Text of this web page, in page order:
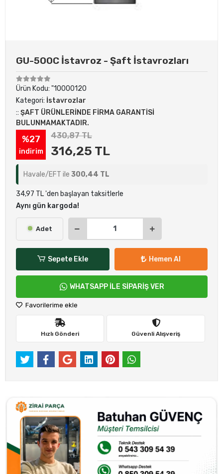
GU-500C İstavroz - Şaft İstavrozları
Ürün Kodu: "10000120
Kategori: İstavrozlar
:: ŞAFT ÜRÜNLERİNDE FİRMA GARANTİSİ
BULUNMAMAKTADIR.
%27
indirim
430,87 TL
316,25 TL
Havale/EFT ile 300,44 TL
34,97 TL 'den başlayan taksitlerle
Aynı gün kargoda!
Adet
Sepete Ekle Hemen Al
WHATSAPP İLE SİPARİŞ VER
Favorilerime ekle
Hızlı Gönderi Güvenli Alışveriş